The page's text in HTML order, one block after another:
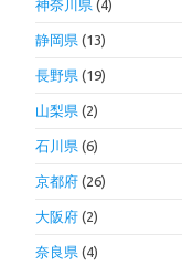
神奈川県 (4)
静岡県 (13)
長野県 (19)
山梨県 (2)
石川県 (6)
京都府 (26)
大阪府 (2)
奈良県 (4)